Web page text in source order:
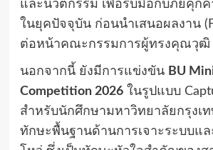
และนวัตกรรม เพื่อรับมือกับภัยคุกค
ในยุคปัจจุบัน ก่อนนำเสนอผลงาน
ต่อหน้าคณะกรรมการผู้ทรงคุณวุฒิ
นอกจากนี้ ยังมีการแข่งขัน BU
Competition 2026ในรูปแบบ
สำหรับนักศึกษามหาวิทยาลัยกรุงเ
ทักษะพื้นฐานด้านการเจาะระบบแ